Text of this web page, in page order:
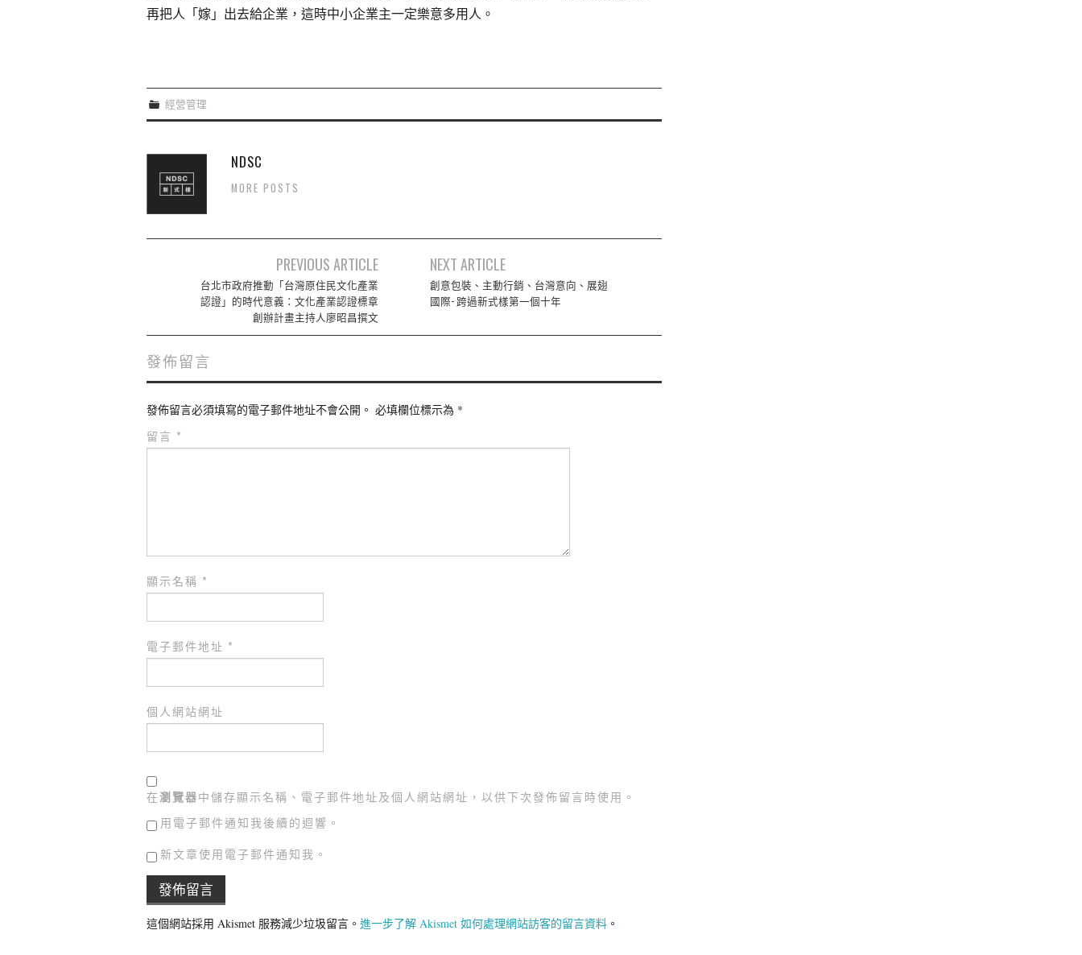
再把人「嫁」出去給企業，這時中小企業主一定樂意多用人。
經營管理
NDSC
MORE POSTS
navigation
PREVIOUS ARTICLE
台北市政府推動「台灣原住民文化產業
認證」的時代意義：文化產業認證標章
創辦計畫主持人廖昭昌撰文
NEXT ARTICLE
創意包裝、主動行銷、台灣意向、展翅
國際- 跨過新式樣第一個十年
發佈留言
發佈留言必須填寫的電子郵件地址不會公開。 必填欄位標示為 *
留言 *
顯示名稱 *
電子郵件地址 *
個人網站網址
在瀏覽器中儲存顯示名稱、電子郵件地址及個人網站網址，以供下次發佈留言時使用。
用電子郵件通知我後續的迴響。
新文章使用電子郵件通知我。
這個網站採用 Akismet 服務減少垃圾留言。 進一步了解 Akismet 如何處理網站訪客的留言資料 。